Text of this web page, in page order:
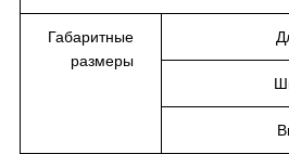
Габаритные
размеры